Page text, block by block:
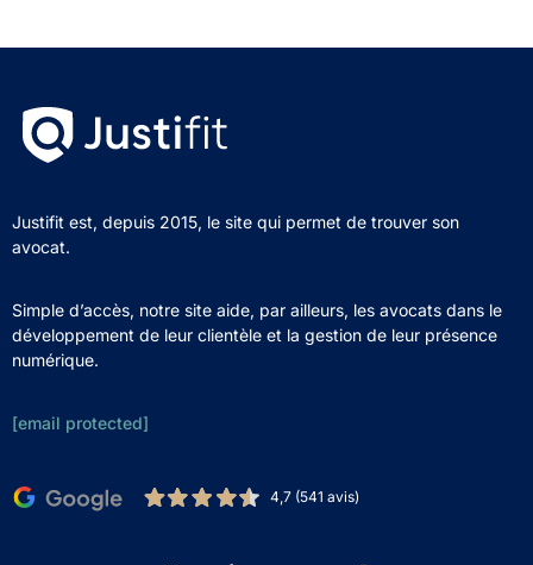
Justifit est, depuis 2015, le site qui permet de trouver son
avocat.
Simple d’accès, notre site aide, par ailleurs, les avocats dans le
développement de leur clientèle et la gestion de leur présence
numérique.
[email protected]
4,7 (541 avis)